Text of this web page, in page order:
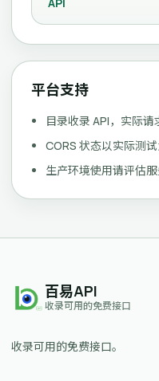
平台支持
目录收录 API，实际
CORS 状态以实际测
生产环境使用请评估
百易API
收录可用的免费接口
收录可用的免费接口。